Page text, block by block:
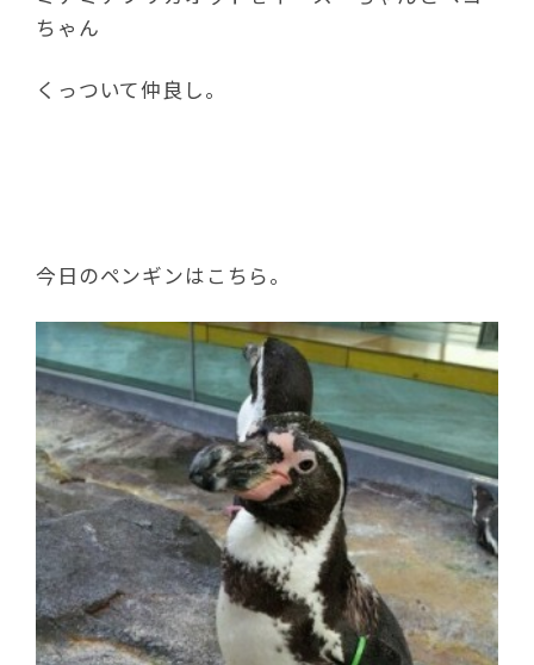
ちゃん
くっついて仲良し。
今日のペンギンはこちら。